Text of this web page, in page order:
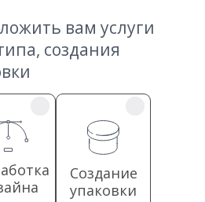
вам услуги
создания
Создание
упаковки